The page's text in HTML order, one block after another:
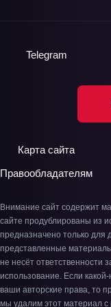
Telegram
Карта сайта
Правообладателям
Внимание сайт содержит
сайте продублированы из
предназначено только для
представленные
не несёт ответственности
использование. Если
ваши авторские права, то
мы удалим этот материал с